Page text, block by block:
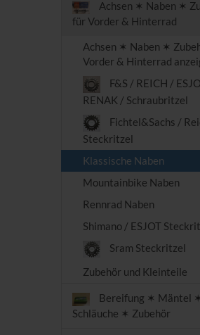
Achsen ✶ Naben ✶
für Vorder & Hinterrad
Achsen ✶ Naben ✶
Vorder & Hinterrad
F&S / REICH /
RENAK / Schraubritzel
Fichtel&Sachs /
Steckritzel
Klassische Naben
Mountainbike Naben
Rennrad Naben
Shimano / ESJOT
Sram Steckritzel
Zubehör und Kleinteile
Bereifung ✶ Mäntel ✶
Schläuche ✶ Zubehör